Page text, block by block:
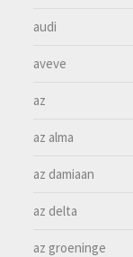
audi
aveve
az
az alma
az damiaan
az delta
az groeninge